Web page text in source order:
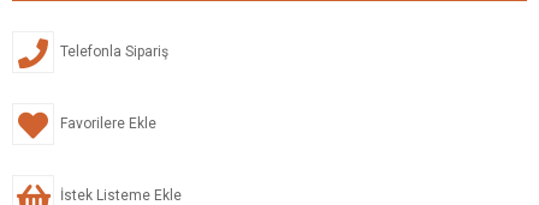
Telefonla Sipariş
Favorilere Ekle
İstek Listeme Ekle